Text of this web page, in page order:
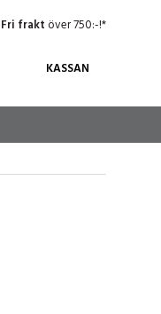
Fri frakt över 750:-!*
KASSAN